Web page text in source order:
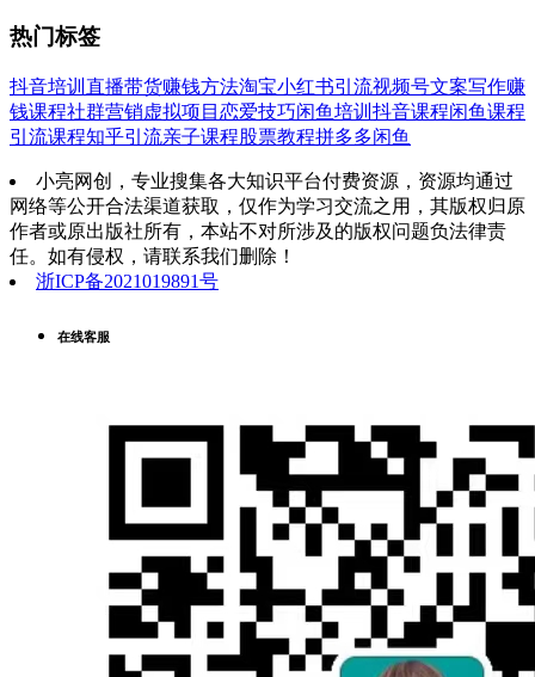
热门标签
抖音培训 直播带货赚钱方法淘宝小红书引流视频号文案写作赚
钱课程社群营销虚拟项目 恋爱技巧闲鱼培训 抖音课程闲鱼课程
引流课程知乎引流亲子课程股票教程拼多多闲鱼
小亮网创，专业搜集各大知识平台付费资源，资源均通过
网络等公开合法渠道获取，仅作为学习交流之用，其版权归原
作者或原出版社所有，本站不对所涉及的版权问题负法律责
任。如有侵权，请联系我们删除！
浙ICP备2021019891号
在线客服